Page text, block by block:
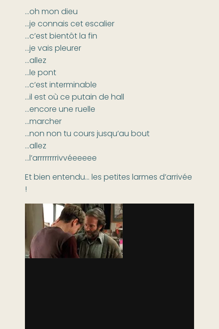
…oh mon dieu
…je connais cet escalier
…c’est bientôt la fin
…je vais pleurer
…allez
…le pont
…c’est interminable
…il est où ce putain de hall
…encore une ruelle
…marcher
…non non tu cours jusqu’au bout
…allez
…l’arrrrrrrrivvéeeeee
Et bien entendu… les petites larmes d’arrivée
!